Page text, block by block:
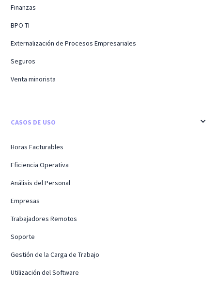
Finanzas
BPO TI
Externalización de Procesos Empresariales
Seguros
Venta minorista
CASOS DE USO
Horas Facturables
Eficiencia Operativa
Análisis del Personal
Empresas
Trabajadores Remotos
Soporte
Gestión de la Carga de Trabajo
Utilización del Software